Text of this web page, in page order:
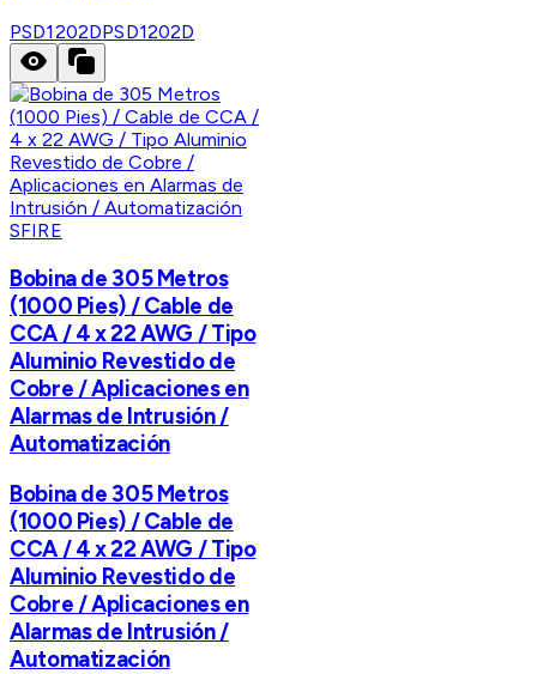
PSD1202DPSD1202D
SFIRE
Bobina de 305 Metros
(1000 Pies) / Cable de
CCA / 4 x 22 AWG / Tipo
Aluminio Revestido de
Cobre / Aplicaciones en
Alarmas de Intrusión /
Automatización
Bobina de 305 Metros
(1000 Pies) / Cable de
CCA / 4 x 22 AWG / Tipo
Aluminio Revestido de
Cobre / Aplicaciones en
Alarmas de Intrusión /
Automatización